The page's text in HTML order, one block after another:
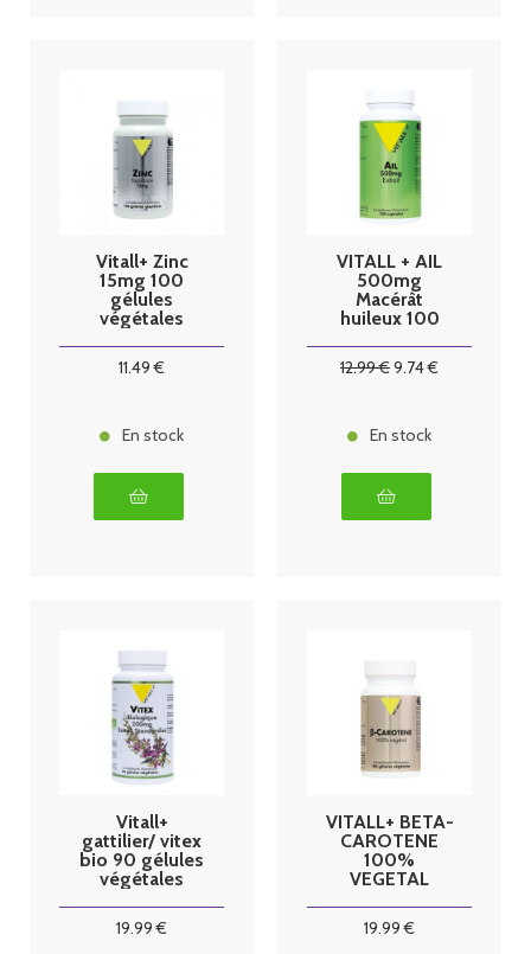
Vitall+ Zinc
15mg 100
gélules
végétales
11.49 €
En stock
VITALL + AIL
500mg
Macérât
huileux 100
12.99€9.74€
En stock
Vitall+
gattilier/ vitex
bio 90 gélules
végétales
19.99 €
VITALL+ BETA-
CAROTENE
100%
VEGETAL
19.99 €